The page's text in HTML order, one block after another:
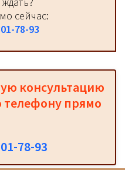
сейчас:
78-93
консультацию
телефону прямо
78-93